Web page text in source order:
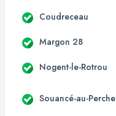
Coudreceau
Margon 28
Nogent-le-Rotrou
Souancé-au-Perche